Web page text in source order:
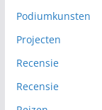
Podiumkunsten
Projecten
Recensie
Recensie